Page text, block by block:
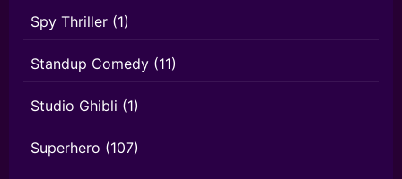
Spy Thriller (1)
Standup Comedy (11)
Studio Ghibli (1)
Superhero (107)